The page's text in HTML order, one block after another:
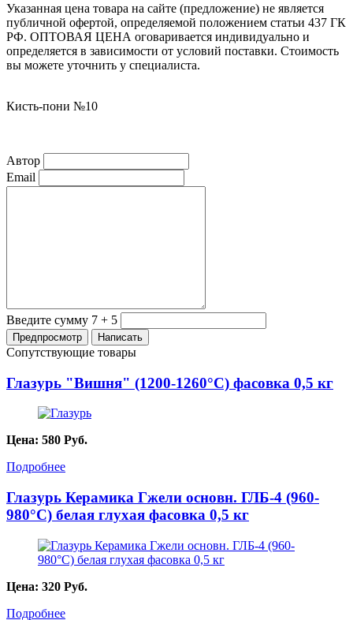
Указанная цена товара на сайте (предложение) не является
публичной офертой, определяемой положением статьи 437 ГК
РФ. ОПТОВАЯ ЦЕНА оговаривается индивидуально и
определяется в зависимости от условий поставки. Стоимость
вы можете уточнить у специалиста.
Кисть-пони №10
Автор
Email
Введите сумму 7 + 5
Сопутствующие товары
Глазурь "Вишня" (1200-1260°С) фасовка 0,5 кг
Цена: 580 Руб.
Подробнее
Глазурь Керамика Гжели основн. ГЛБ-4 (960-
980°С) белая глухая фасовка 0,5 кг
Цена: 320 Руб.
Подробнее